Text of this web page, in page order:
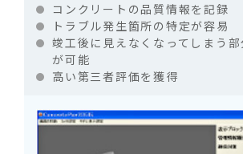
コンクリートの品質情報を記録
トラブル発生箇所の特定が容易
竣工後に見えなくなってしまう
が可能
高い第三者評価を獲得